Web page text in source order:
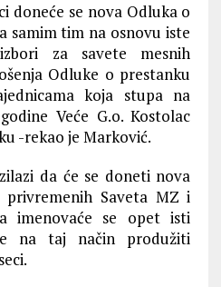
doneće se nova Odluka o
samim tim na osnovu iste
za savete mesnih
Odluke o prestanku
koja stupa na
Veće G.o. Kostolac
-rekao je Marković.
da će se doneti nova
privremenih Saveta MZ i
imenovaće se opet isti
na taj način produžiti